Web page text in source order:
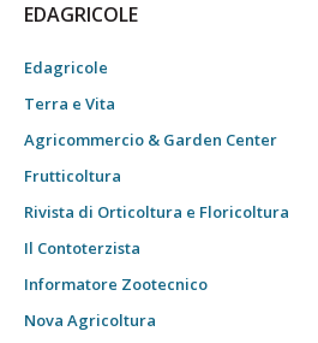
EDAGRICOLE
Edagricole
Terra e Vita
Agricommercio & Garden Center
Frutticoltura
Rivista di Orticoltura e Floricoltura
Il Contoterzista
Informatore Zootecnico
Nova Agricoltura